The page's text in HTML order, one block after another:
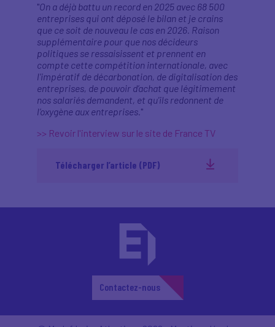
"On a déjà battu un record en 2025 avec 68 500
entreprises qui ont déposé le bilan et je crains
que ce soit de nouveau le cas en 2026. Raison
supplémentaire pour que nos décideurs
politiques se ressaisissent et prennent en
compte cette compétition internationale, avec
l'impératif de décarbonation, de digitalisation des
entreprises, de pouvoir d’achat que légitimement
nos salariés demandent, et qu'ils redonnent de
l’oxygène aux entreprises."
>> Revoir l'interview sur le site de France TV
Télécharger l’article (PDF)
Contactez-nous